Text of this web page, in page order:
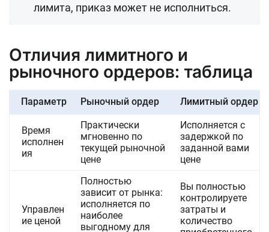
лимита, приказ может не исполниться.
Отличия лимитного и
рыночного ордеров: таблица
Параметр Рыночный ордер Лимитный ордер
Время
исполнен
ия
Практически
мгновенно по
текущей рыночной
цене
Исполняется с
задержкой по
заданной вами
цене
Управлен
ие ценой
Полностью
зависит от рынка:
исполняется по
наиболее
выгодному для
Вы полностью
контролируете
затраты и
количество